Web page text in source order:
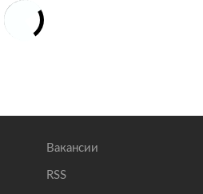
Вакансии
RSS